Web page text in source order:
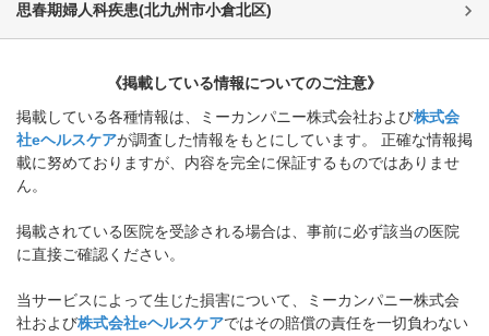
思春期婦人科疾患(北九州市小倉北区)
《掲載している情報についてのご注意》
掲載している各種情報は、ミーカンパニー株式会社および株式会
社eヘルスケアが調査した情報をもとにしています。 正確な情報掲
載に努めておりますが、内容を完全に保証するものではありませ
ん。
掲載されている医院を受診される場合は、事前に必ず該当の医院
に直接ご確認ください。
当サービスによって生じた損害について、ミーカンパニー株式会
社および株式会社eヘルスケアではその賠償の責任を一切負わない